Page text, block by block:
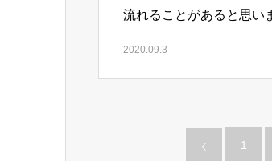
流れることがあると思い
たいらに見える場所で冠
2020.09.3
1